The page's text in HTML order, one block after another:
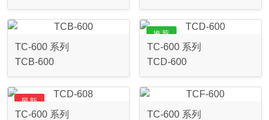
TC-600 系列
TCB-600
推荐
TC-600 系列
TCD-600
最新
TC-600 系列
TC-600 系列